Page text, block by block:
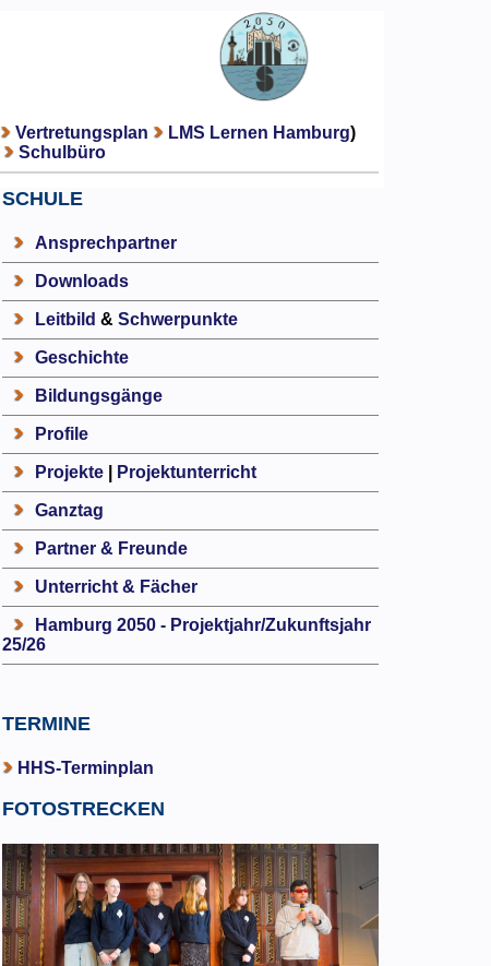
Vertretungsplan LMS Lernen Hamburg)
Schulbüro
SCHULE
Ansprechpartner
Downloads
Leitbild & Schwerpunkte
Geschichte
Bildungsgänge
Profile
Projekte| Projektunterricht
Ganztag
Partner & Freunde
Unterricht & Fächer
Hamburg 2050 - Projektjahr/Zukunftsjahr
25/26
TERMINE
HHS-Terminplan
FOTOSTRECKEN